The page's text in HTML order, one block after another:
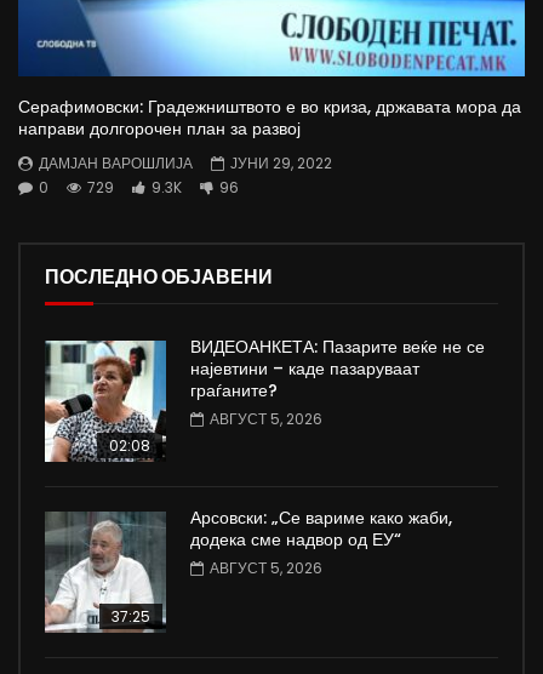
Серафимовски: Градежништвото е во криза, државата мора да
направи долгорочен план за развој
ДАМЈАН ВАРОШЛИЈА
ЈУНИ 29, 2022
0
729 9.3K 96
ПОСЛЕДНО ОБЈАВЕНИ
02:08
ВИДЕОАНКЕТА: Пазарите веќе не се
најевтини – каде пазаруваат
граѓаните?
АВГУСТ 5, 2026
37:25
Арсовски: „Се вариме како жаби,
додека сме надвор од ЕУ“
АВГУСТ 5, 2026